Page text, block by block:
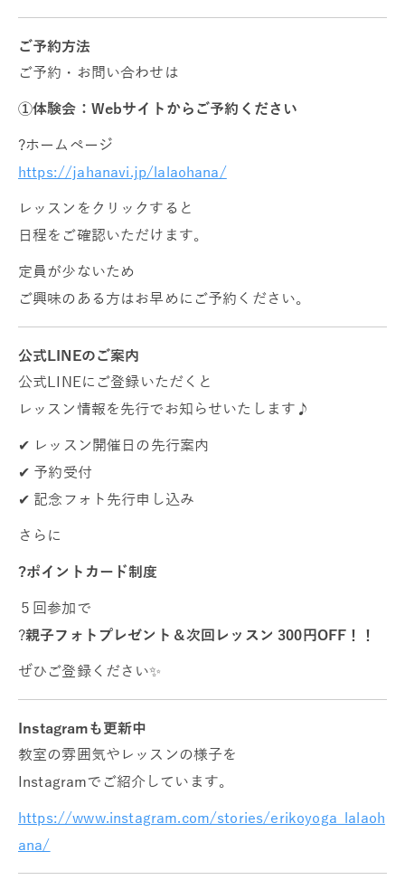
ご予約方法
ご予約・お問い合わせは
①体験会：Webサイトからご予約ください
?ホームページ
https://jahanavi.jp/lalaohana/
レッスンをクリックすると
日程をご確認いただけます。
定員が少ないため
ご興味のある方はお早めにご予約ください。
公式LINEのご案内
公式LINEにご登録いただくと
レッスン情報を先行でお知らせいたします♪
✔ レッスン開催日の先行案内
✔ 予約受付
✔ 記念フォト先行申し込み
さらに
?ポイントカード制度
５回参加で
?親子フォトプレゼント＆次回レッスン 300円OFF！！
ぜひご登録ください✨
Instagramも更新中
教室の雰囲気やレッスンの様子を
Instagramでご紹介しています。
https://www.instagram.com/stories/erikoyoga_lalaoh
ana/